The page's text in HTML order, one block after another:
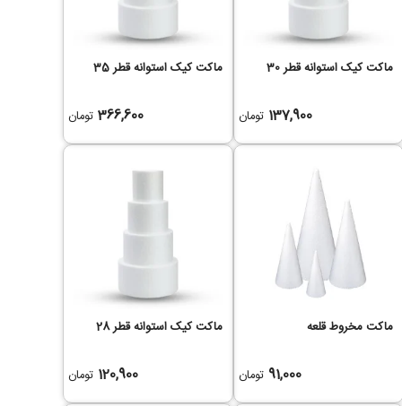
ماکت کیک استوانه قطر 30
137,900 تومان
ماکت کیک استوانه قطر 35
366,600 تومان
ماکت مخروط قلعه
91,000 تومان
ماکت کیک استوانه قطر 28
120,900 تومان